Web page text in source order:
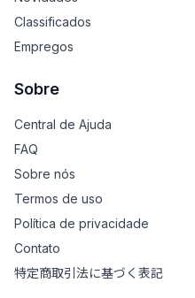
Classificados
Empregos
Sobre
Central de Ajuda
FAQ
Sobre nós
Termos de uso
Política de privacidade
Contato
特定商取引法に基づく表記